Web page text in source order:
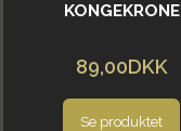
KONGEKRONE
89,00DKK
Se produktet